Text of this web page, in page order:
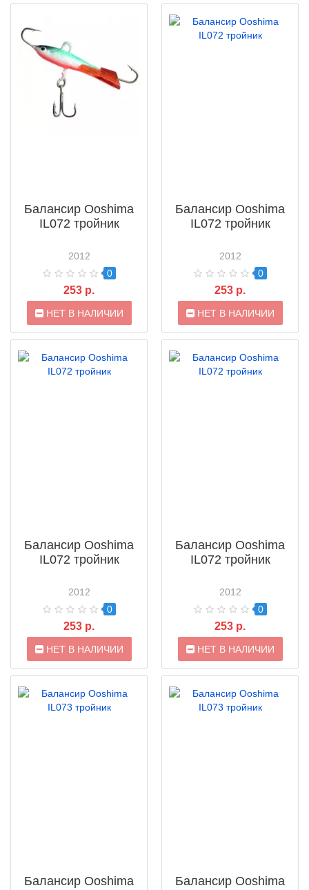
Балансир Ooshima
IL072 тройник
2012
0
253 р.
НЕТ В НАЛИЧИИ
Балансир Ooshima
IL072 тройник
2012
0
253 р.
НЕТ В НАЛИЧИИ
Балансир Ooshima
IL072 тройник
2012
0
253 р.
НЕТ В НАЛИЧИИ
Балансир Ooshima
IL072 тройник
2012
0
253 р.
НЕТ В НАЛИЧИИ
Балансир Ooshima
Балансир Ooshima